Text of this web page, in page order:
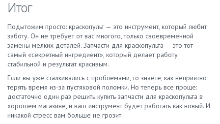
Итог
Подытожим просто: краскопульт — это инструмент, который любит
заботу. Он не требует от вас многого, только своевременной
замены мелких деталей. Запчасти для краскопульта — это тот
самый «секретный ингредиент», который делает работу
стабильной и результат красивым.
Если вы уже сталкивались с проблемами, то знаете, как неприятно
терять время из-за пустяковой поломки. Но теперь все проще:
достаточно один раз решить купить запчасти для краскопульта в
хорошем магазине, и ваш инструмент будет работать как новый. И
никакой стресс вам больше не грозит.